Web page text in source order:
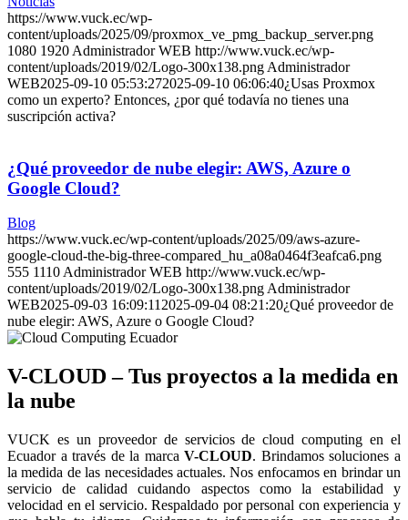
https://www.vuck.ec/wp-
content/uploads/2025/09/proxmox_ve_pmg_backup_server.png
1080 1920 Administrador WEB http://www.vuck.ec/wp-
content/uploads/2019/02/Logo-300x138.png Administrador
WEB2025-09-10 05:53:272025-09-10 06:06:40¿Usas Proxmox
como un experto? Entonces, ¿por qué todavía no tienes una
suscripción activa?
¿Qué proveedor de nube elegir: AWS, Azure o
Google Cloud?
Blog
https://www.vuck.ec/wp-content/uploads/2025/09/aws-azure-
google-cloud-the-big-three-compared_hu_a08a0464f3eafca6.png
555 1110 Administrador WEB http://www.vuck.ec/wp-
content/uploads/2019/02/Logo-300x138.png Administrador
WEB2025-09-03 16:09:11 2025-09-04 08:21:20¿Qué proveedor de
nube elegir: AWS, Azure o Google Cloud?
V-CLOUD – Tus proyectos a la medida en
la nube
VUCK es un proveedor de servicios de cloud computing en el
Ecuador a través de la marcaV-CLOUD. Brindamos soluciones a
la medida de las necesidades actuales. Nos enfocamos en brindar un
servicio de calidad cuidando aspectos como la estabilidad y
velocidad en el servicio. Respaldado por personal con experiencia y